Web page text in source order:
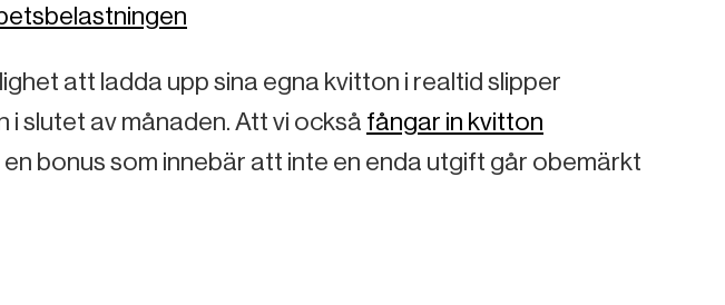
att ladda upp sina egna kvitton i realtid slipper
slutet av månaden. Att vi också fångar in kvitton
bonus som innebär att inte en enda utgift går obemärkt